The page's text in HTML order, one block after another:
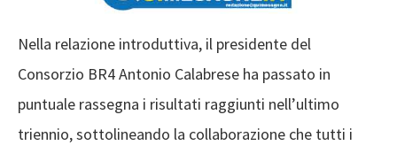
Nella relazione introduttiva, il presidente del
Consorzio BR4 Antonio Calabrese ha passato in
puntuale rassegna i risultati raggiunti nell’ultimo
triennio, sottolineando la collaborazione che tutti i